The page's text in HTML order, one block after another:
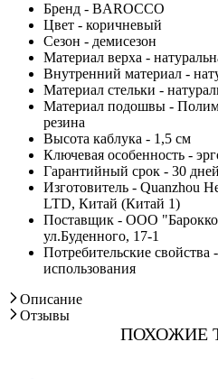
Бренд - BAROCCO
Цвет - коричневый
Сезон - демисезон
Материал верха -
Внутренний материал -
Материал стельки -
Материал подошвы -
резина
Высота каблука - 1,5 см
Ключевая особенность -
Гарантийный срок - 30 дней
Изготовитель - Quanzhou
LTD, Китай (Китай 1)
Поставщик - ООО
ул.Буденного, 17-1
Потребительские свойства
использования
Описание
Отзывы
ПОХОЖИЕ